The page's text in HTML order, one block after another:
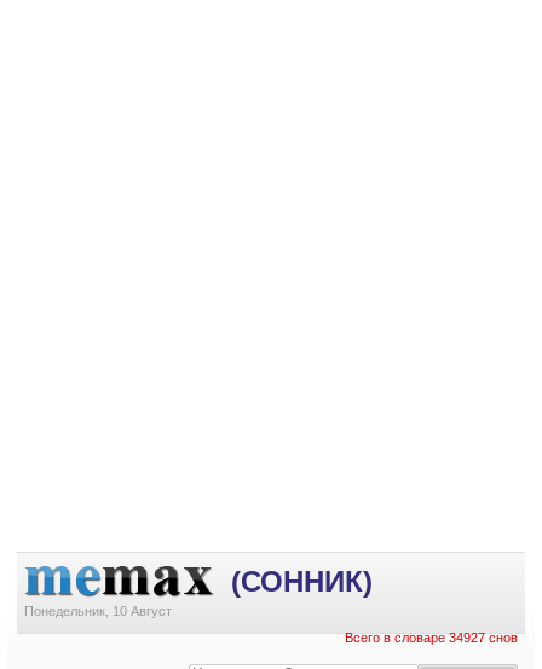
(СОННИК)
Понедельник, 10 Август
Всего в словаре 34927 снов